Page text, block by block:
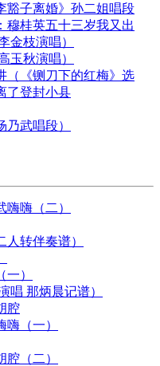
豁子离婚》孙二姐唱段
穆桂英五十三岁我又出
金枝演唱）
玉秋演唱）
（《铡刀下的红梅》选
了登封小县
武唱段）
嗨嗨（二）
转伴奏谱）
）
唱 那炳晨记谱）
腔
嗨（一）
腔（二）